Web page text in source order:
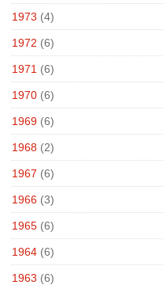
1973 (4)
1972 (6)
1971 (6)
1970 (6)
1969 (6)
1968 (2)
1967 (6)
1966 (3)
1965 (6)
1964 (6)
1963 (6)